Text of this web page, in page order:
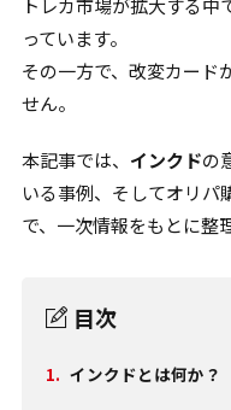
トレカ市場が拡大する
っています。
その一方で、改変カード
せん。
本記事では、 インクドの
いる事例、そしてオリパ
で、一次情報をもとに整
目次
1. インクドとは何か？